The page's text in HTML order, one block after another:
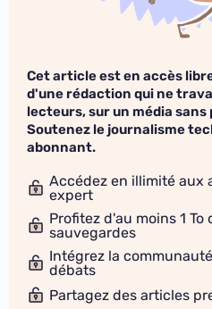
Cet article est en accès
d'une rédaction qui ne
lecteurs, sur un média
Soutenez le journalisme
abonnant.
Accédez en illimité aux
expert
Profitez d'au moins 1
sauvegardes
Intégrez la
débats
Partagez des articles